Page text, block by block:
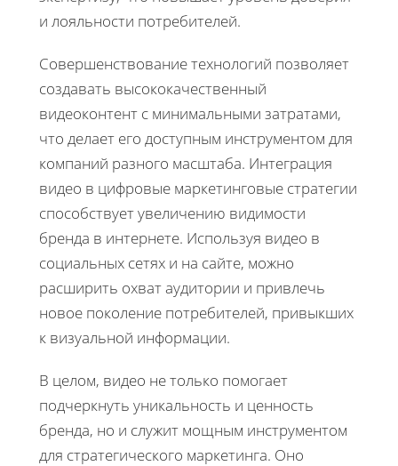
и лояльности потребителей.
Совершенствование технологий позволяет
создавать высококачественный
видеоконтент с минимальными затратами,
что делает его доступным инструментом для
компаний разного масштаба. Интеграция
видео в цифровые маркетинговые стратегии
способствует увеличению видимости
бренда в интернете. Используя видео в
социальных сетях и на сайте, можно
расширить охват аудитории и привлечь
новое поколение потребителей, привыкших
к визуальной информации.
В целом, видео не только помогает
подчеркнуть уникальность и ценность
бренда, но и служит мощным инструментом
для стратегического маркетинга. Оно